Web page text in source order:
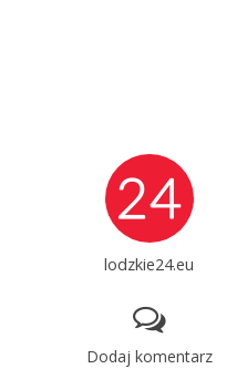
lodzkie24.eu
Dodaj komentarz